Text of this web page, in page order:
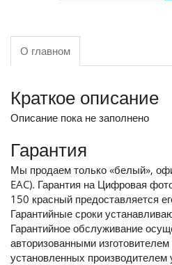
О главном
Краткое описание
Описание пока не заполнено
Гарантия
Мы продаем только «белый»,
EAC). Гарантия на Цифровая
150 красный предоставляется
Гарантийные сроки
Гарантийное обслуживание
авторизованными
установленных производителем